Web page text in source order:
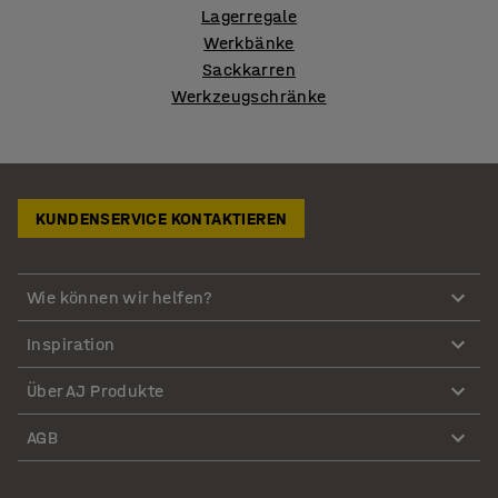
Lagerregale
Werkbänke
Sackkarren
Werkzeugschränke
KUNDENSERVICE KONTAKTIEREN
Wie können wir helfen?
Inspiration
Über AJ Produkte
AGB